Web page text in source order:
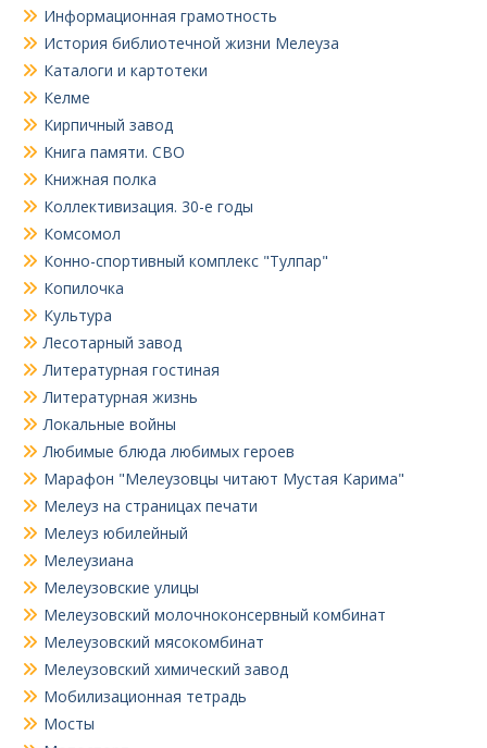
Информационная грамотность
История библиотечной жизни Мелеуза
Каталоги и картотеки
Келме
Кирпичный завод
Книга памяти. СВО
Книжная полка
Коллективизация. 30-е годы
Комсомол
Конно-спортивный комплекс "Тулпар"
Копилочка
Культура
Лесотарный завод
Литературная гостиная
Литературная жизнь
Локальные войны
Любимые блюда любимых героев
Марафон "Мелеузовцы читают Мустая Карима"
Мелеуз на страницах печати
Мелеуз юбилейный
Мелеузиана
Мелеузовские улицы
Мелеузовский молочноконсервный комбинат
Мелеузовский мясокомбинат
Мелеузовский химический завод
Мобилизационная тетрадь
Мосты